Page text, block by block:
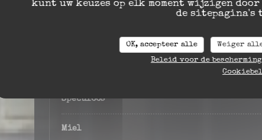
kunt uw keuzes op elk moment wijzigen
de sitepagina's
OK, accepteer alle Weiger
Beleid voor de
Confiture de Fraise
Chocolat Maison
Spéculoos
Miel